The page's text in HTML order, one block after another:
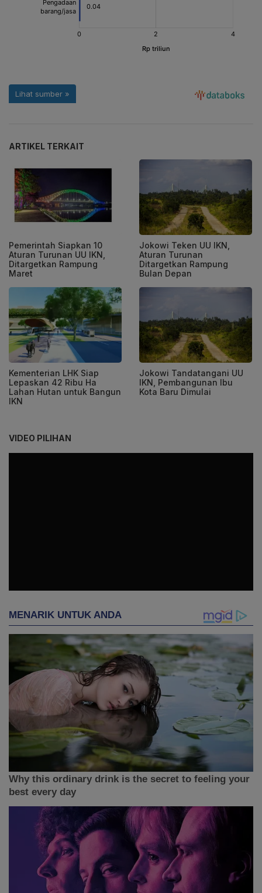
ARTIKEL TERKAIT
Pemerintah Siapkan 10
Aturan Turunan UU IKN,
Ditargetkan Rampung
Maret
Jokowi Teken UU IKN,
Aturan Turunan
Ditargetkan Rampung
Bulan Depan
Kementerian LHK Siap
Lepaskan 42 Ribu Ha
Lahan Hutan untuk Bangun
IKN
Jokowi Tandatangani UU
IKN, Pembangunan Ibu
Kota Baru Dimulai
VIDEO PILIHAN